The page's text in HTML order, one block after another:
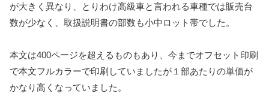
が大きく異なり、とりわけ高級車と言われる車種では販売台
数が少なく、取扱説明書の部数も小中ロット帯でした。
本文は400ページを超えるものもあり、今までオフセット印刷
で本文フルカラーで印刷していましたが１部あたりの単価が
かなり高くなっていました。